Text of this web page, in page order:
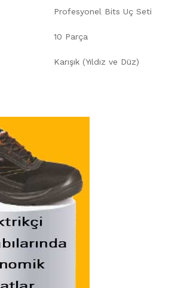
Profesyonel Bits Uç Seti
10 Parça
Karışık (Yıldız ve Düz)